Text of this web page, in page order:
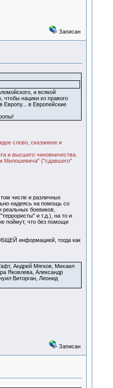
Записан
и всякой
нацики из правого
Европу... в Европейские
слово, сказанное и
и высшего чиновничества.
Милошевича" ("сдавшего"
числе и различных
надеясь на помощь со
реальных боевиков,
и т.д.), на то и
поймут, что без помощи
информацией, тогда как
Андрей Мягков, Михаил
Яковлева, Александр
Виторган, Леонид
Записан